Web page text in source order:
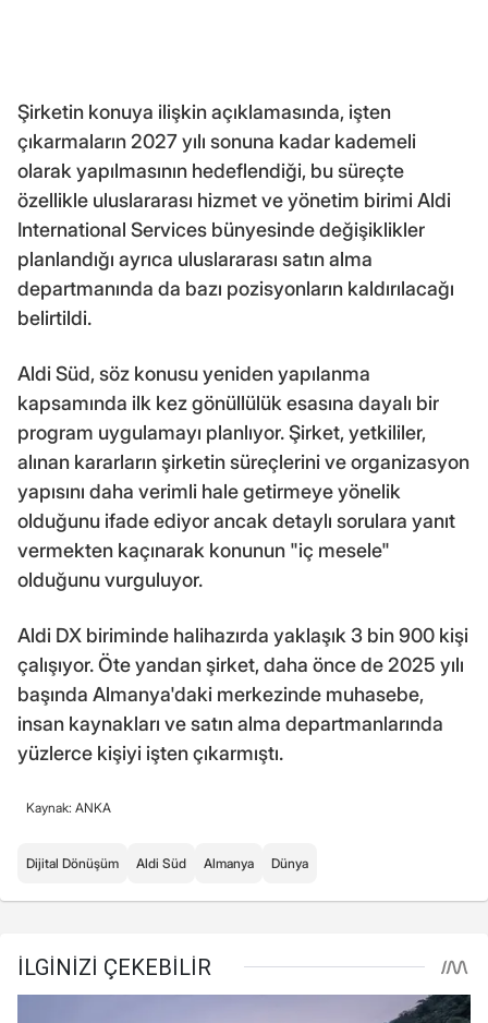
Şirketin konuya ilişkin açıklamasında, işten
çıkarmaların 2027 yılı sonuna kadar kademeli
olarak yapılmasının hedeflendiği, bu süreçte
özellikle uluslararası hizmet ve yönetim birimi Aldi
International Services bünyesinde değişiklikler
planlandığı ayrıca uluslararası satın alma
departmanında da bazı pozisyonların kaldırılacağı
belirtildi.
Aldi Süd, söz konusu yeniden yapılanma
kapsamında ilk kez gönüllülük esasına dayalı bir
program uygulamayı planlıyor. Şirket, yetkililer,
alınan kararların şirketin süreçlerini ve organizasyon
yapısını daha verimli hale getirmeye yönelik
olduğunu ifade ediyor ancak detaylı sorulara yanıt
vermekten kaçınarak konunun "iç mesele"
olduğunu vurguluyor.
Aldi DX biriminde halihazırda yaklaşık 3 bin 900 kişi
çalışıyor. Öte yandan şirket, daha önce de 2025 yılı
başında Almanya'daki merkezinde muhasebe,
insan kaynakları ve satın alma departmanlarında
yüzlerce kişiyi işten çıkarmıştı.
Kaynak: ANKA
Dijital Dönüşüm Aldi Süd Almanya Dünya